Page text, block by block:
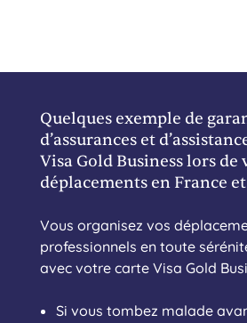
Quelques exemple de
d’assurances et
Visa Gold Business lors de
déplacements en France
Vous organisez vos
professionnels en toute
avec votre carte Visa Gold
Si vous tombez malade